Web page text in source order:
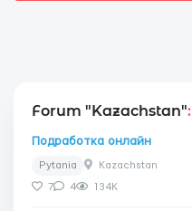
Forum "Kazachstan":
Подработка онлайн
Pytania Kazachstan
7 4 134K